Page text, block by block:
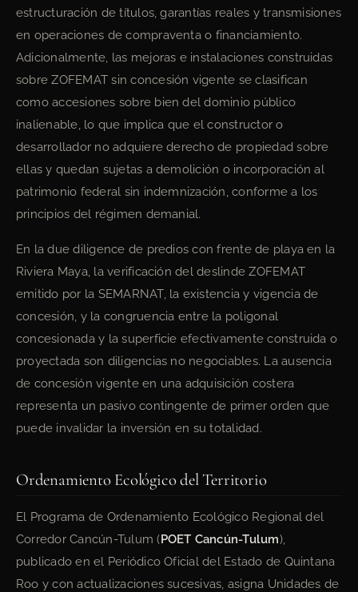
estructuración de títulos, garantías reales y transmisiones
en operaciones de compraventa o financiamiento.
Adicionalmente, las mejoras e instalaciones construidas
sobre ZOFEMAT sin concesión vigente se clasifican
como accesiones sobre bien del dominio público
inalienable, lo que implica que el constructor o
desarrollador no adquiere derecho de propiedad sobre
ellas y quedan sujetas a demolición o incorporación al
patrimonio federal sin indemnización, conforme a los
principios del régimen demanial.
En la due diligence de predios con frente de playa en la
Riviera Maya, la verificación del deslinde ZOFEMAT
emitido por la SEMARNAT, la existencia y vigencia de
concesión, y la congruencia entre la poligonal
concesionada y la superficie efectivamente construida o
proyectada son diligencias no negociables. La ausencia
de concesión vigente en una adquisición costera
representa un pasivo contingente de primer orden que
puede invalidar la inversión en su totalidad.
Ordenamiento Ecológico del Territorio
El Programa de Ordenamiento Ecológico Regional del
Corredor Cancún-Tulum (POET Cancún-Tulum),
publicado en el Periódico Oficial del Estado de Quintana
Roo y con actualizaciones sucesivas, asigna Unidades de